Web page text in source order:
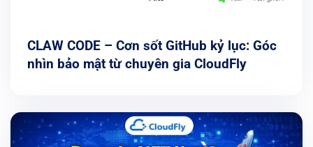
CLAW CODE – Cơn sốt GitHub kỷ lục: Góc
nhìn bảo mật từ chuyên gia CloudFly